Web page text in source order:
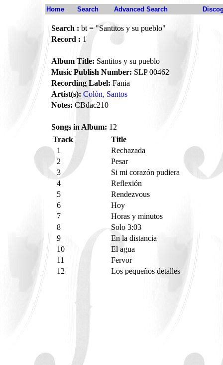
Home Search Advanced Search
Search : bt = "Santitos y su pueblo"
Record : 1
Album Title: Santitos y su pueblo
Music Publish Number: SLP 00462
Recording Label: Fania
Artist(s): Colón, Santos
Notes: CBdac210
Songs in Album: 12
Track
Title
1
Rechazada
2
Pesar
3
Si mi corazón pudiera
4
Reflexión
5
Rendezvous
6
Hoy
7
Horas y minutos
8
Solo 3:03
9
En la distancia
10
El agua
11
Fervor
12
Los pequeños detalles